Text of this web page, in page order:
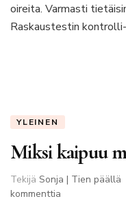
oireita. Varmasti
Raskaustestin
YLEINEN
Miksi kaipuu
Tekijä Sonja | Tien päällä
kommenttia